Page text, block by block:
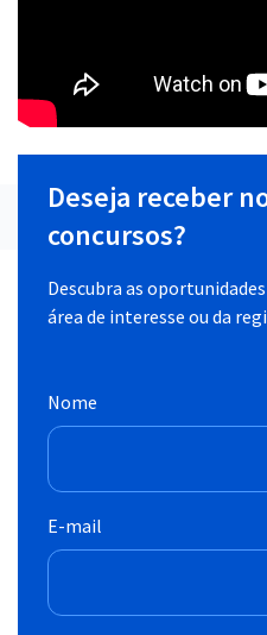
Deseja receber
concursos?
Descubra as
área de interesse ou da
Nome
E-mail